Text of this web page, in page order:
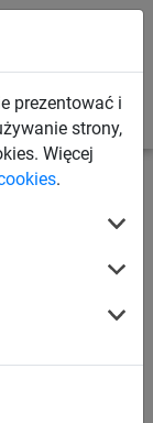
prezentować i
strony,
Więcej
.